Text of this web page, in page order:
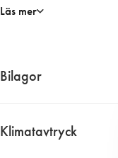
Bilagor
Klimatavtryck
Läs mer